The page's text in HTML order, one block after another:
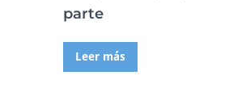
parte
Leer más